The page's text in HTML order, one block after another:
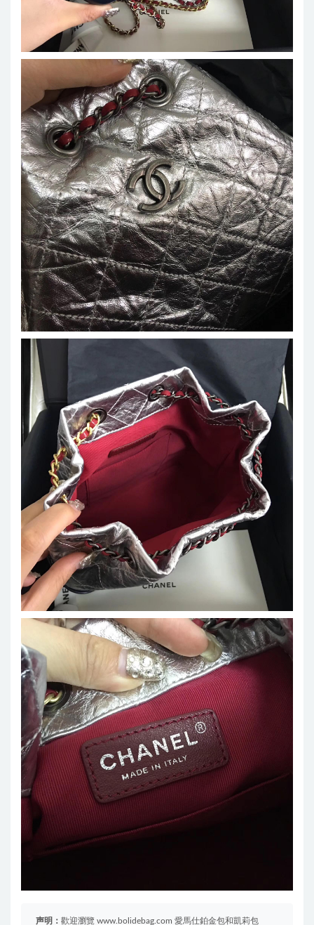
声明： 歡迎瀏覽 www.bolidebag.com 愛馬仕鉑金包和凱莉包